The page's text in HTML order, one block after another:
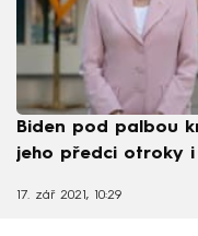
Biden pod palbou
jeho předci otroky i
17. zář 2021, 10:29